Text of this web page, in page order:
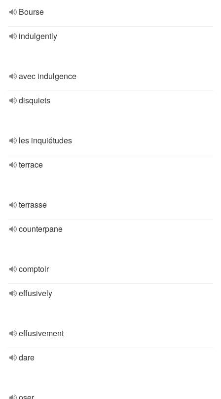
Bourse
indulgently
avec indulgence
disquiets
les inquiétudes
terrace
terrasse
counterpane
comptoir
effusively
effusivement
dare